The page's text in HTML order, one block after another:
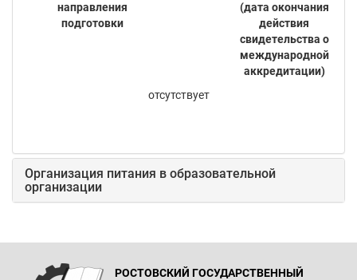
направления
подготовки
(дата окончания
действия
свидетельства о
международной
аккредитации)
отсутствует
Организация питания в образовательной
организации
РОСТОВСКИЙ ГОСУДАРСТВЕННЫЙ